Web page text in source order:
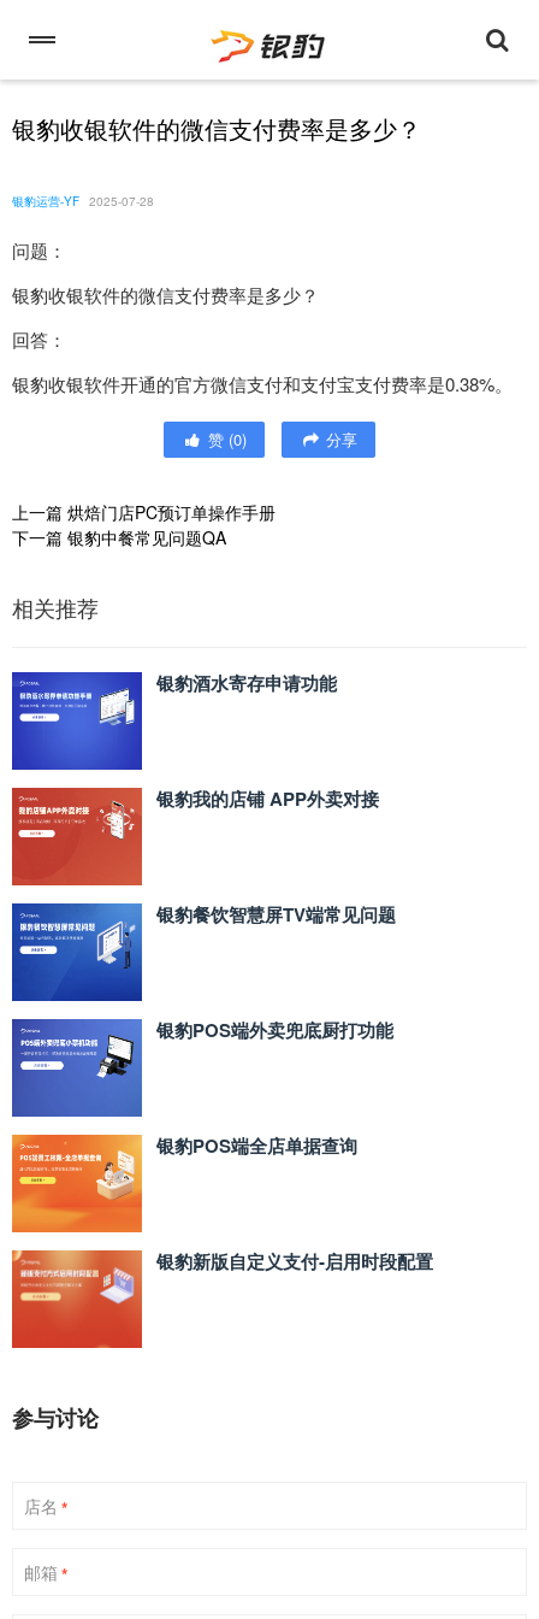
银豹收银软件的微信支付费率是多少？
银豹运营-YF 2025-07-28
问题：
银豹收银软件的微信支付费率是多少？
回答：
银豹收银软件开通的官方微信支付和支付宝支付费率是0.38%。
赞 (0) 分享
上一篇 烘焙门店PC预订单操作手册
下一篇 银豹中餐常见问题QA
相关推荐
银豹酒水寄存申请功能
银豹我的店铺 APP外卖对接
银豹餐饮智慧屏TV端常见问题
银豹POS端外卖兜底厨打功能
银豹POS端全店单据查询
银豹新版自定义支付‑启用时段配置
参与讨论
店名 *
邮箱 *